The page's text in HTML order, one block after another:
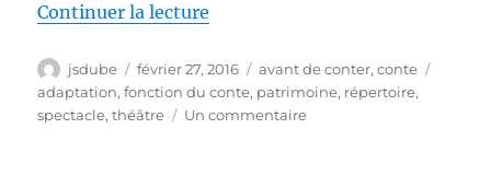
Continuer la lecture
Auteur
jsdube
Publié
le
février 27, 2016 Catégories
avant de conter,conte
adaptation,fonction du conte, patrimoine, répertoire,
spectacle,théâtre Un commentairesur